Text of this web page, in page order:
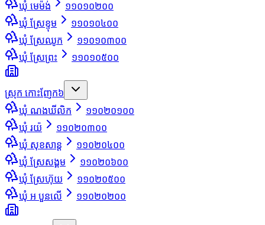
ឃុំ មេម៉ង់
១១០១០២០០
ឃុំ ស្រែខ្ទុម
១១០១០៤០០
ឃុំ ស្រែឈូក
១១០១០៣០០
ឃុំ ស្រែព្រះ
១១០១០៥០០
ស្រុក កោះញែក៦
ឃុំ ណងឃីលិក
១១០២០១០០
ឃុំ រយ៉
១១០២០៣០០
ឃុំ សុខសាន្ដ
១១០២០៤០០
ឃុំ ស្រែសង្គម
១១០២០៦០០
ឃុំ ស្រែហ៊ុយ
១១០២០៥០០
ឃុំ អ បួនលើ
១១០២០២០០